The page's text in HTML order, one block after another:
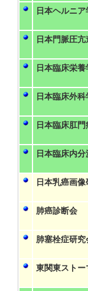
日本ヘルニア
日本門脈圧
日本臨床栄養
日本臨床外科
日本臨床肛
日本臨床内
日本乳癌画
肺癌診断会
肺塞栓症研究
東関東スト